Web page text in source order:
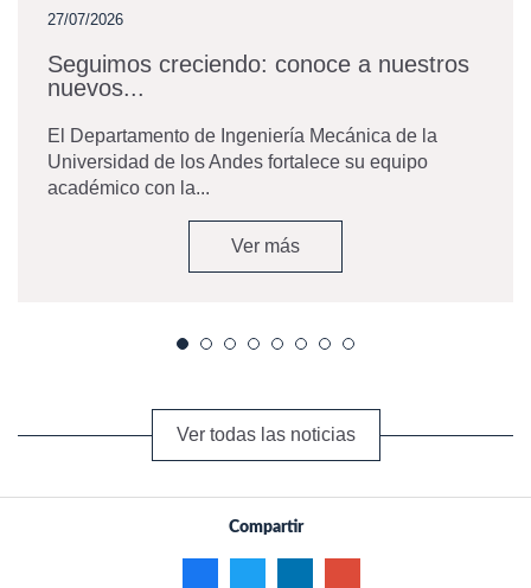
27/07/2026
Seguimos creciendo: conoce a nuestros
nuevos...
El Departamento de Ingeniería Mecánica de la
Universidad de los Andes fortalece su equipo
académico con la...
Ver más
Ver todas las noticias
Compartir